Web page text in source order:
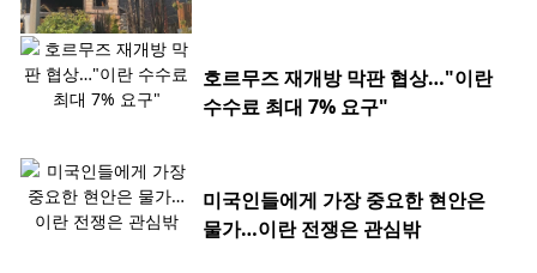
호르무즈 재개방 막판 협상…"이란
수수료 최대 7% 요구"
미국인들에게 가장 중요한 현안은
물가…이란 전쟁은 관심밖